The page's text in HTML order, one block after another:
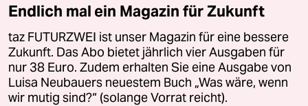
Endlich mal ein Magazin für Zukunft
taz FUTURZWEI ist unser Magazin für eine bessere
Zukunft. Das Abo bietet jährlich vier Ausgaben für
nur 38 Euro. Zudem erhalten Sie eine Ausgabe von
Luisa Neubauers neuestem Buch „Was wäre, wenn
wir mutig sind?“ (solange Vorrat reicht).